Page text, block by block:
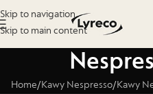
Skip to navigation
Skip to main content
Home/Kawy Nespresso/Kawy